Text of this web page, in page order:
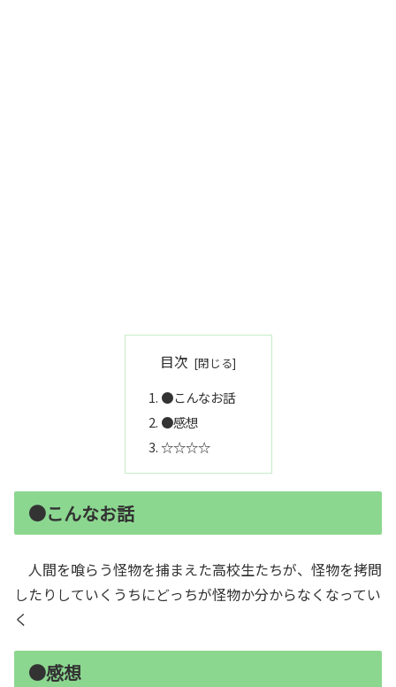
目次
●こんなお話
●感想
☆☆☆☆
●こんなお話
人間を喰らう怪物を捕まえた高校生たちが、怪物を拷問
したりしていくうちにどっちが怪物か分からなくなってい
く
●感想